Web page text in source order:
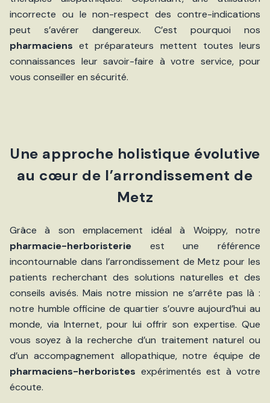
incorrecte ou le non-respect des contre-indications
peut s’avérer dangereux. C’est pourquoi nos
pharmaciens et préparateurs mettent toutes leurs
connaissances leur savoir-faire à votre service, pour
vous conseiller en sécurité.
Une approche holistique évolutive
au cœur de l’arrondissement de
Metz
Grâce à son emplacement idéal à Woippy, notre
pharmacie-herboristerie est une référence
incontournable dans l’arrondissement de Metz pour les
patients recherchant des solutions naturelles et des
conseils avisés. Mais notre mission ne s’arrête pas là :
notre humble officine de quartier s’ouvre aujourd’hui au
monde, via Internet, pour lui offrir son expertise. Que
vous soyez à la recherche d’un traitement naturel ou
d’un accompagnement allopathique, notre équipe de
pharmaciens-herboristes expérimentés est à votre
écoute.